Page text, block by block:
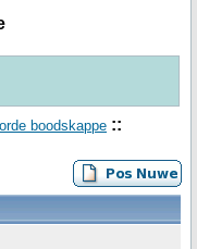
boodskappe ::